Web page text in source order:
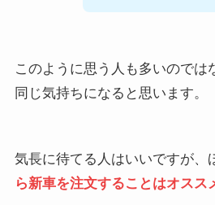
このように思う人も多いのでは
同じ気持ちになると思います。
気長に待てる人はいいですが、
ら新車を注文することはオスス